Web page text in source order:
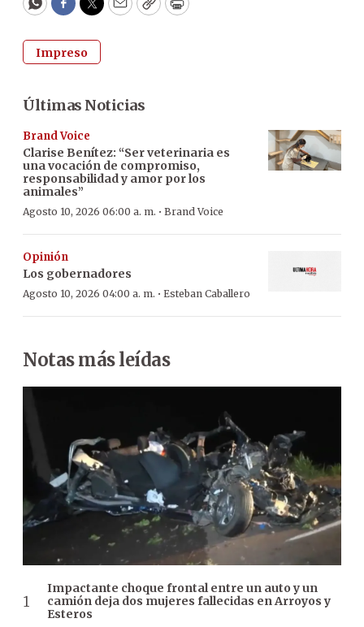
WhatsApp
Facebook
Twitter
EmailCopyPrint
Impreso
Últimas Noticias
Brand Voice
Clarise Benítez: “Ser veterinaria es
una vocación de compromiso,
responsabilidad y amor por los
animales”
Agosto 10, 2026 06:00 a. m. · Brand Voice
Opinión
Los gobernadores
Agosto 10, 2026 04:00 a. m. · Esteban Caballero
Notas más leídas
Impactante choque frontal entre un auto y un
camión deja dos mujeres fallecidas en Arroyos y
Esteros